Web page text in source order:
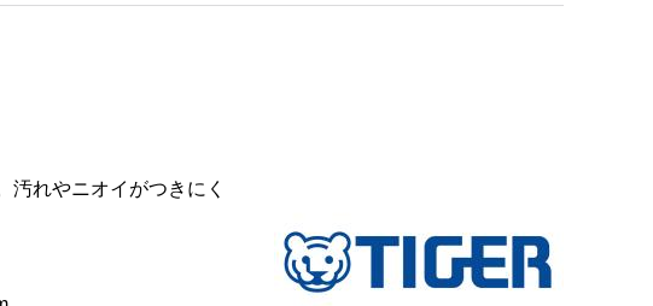
汚れやニオイがつきにく